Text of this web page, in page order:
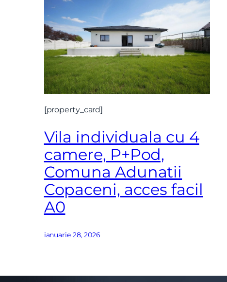
[property_card]
Vila individuala cu 4
camere, P+Pod,
Comuna Adunatii
Copaceni, acces facil
A0
ianuarie 28, 2026
Vreau sa fiu contactat